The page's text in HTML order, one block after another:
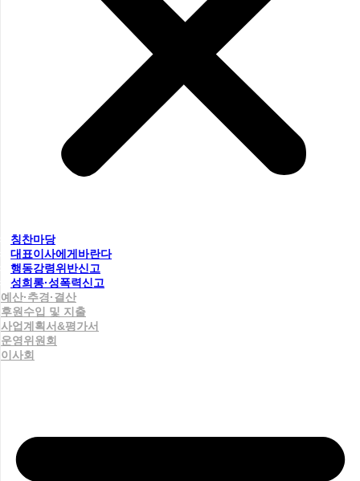
칭찬마당
대표이사에게바란다
행동강령위반신고
성희롱·성폭력신고
예산·추경·결산
후원수입 및 지출
사업계획서&평가서
운영위원회
이사회